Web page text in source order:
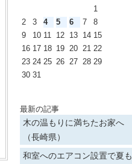
1
2
3 4 5 6 7
8
9
10 11 12 13 14 15
16 17 18 19 20 21 22
23 24 25 26 27 28 29
30 31
最新の記事
木の温もりに満ちたお家へ
（長崎県）
和室へのエアコン設置で夏も